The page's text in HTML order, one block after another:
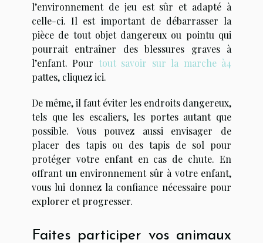
l’environnement de jeu est sûr et adapté à
celle-ci. Il est important de débarrasser la
pièce de tout objet dangereux ou pointu qui
pourrait entraîner des blessures graves à
l’enfant. Pour tout savoir sur la marche à4
pattes, cliquez ici.
De même, il faut éviter les endroits dangereux,
tels que les escaliers, les portes autant que
possible. Vous pouvez aussi envisager de
placer des tapis ou des tapis de sol pour
protéger votre enfant en cas de chute. En
offrant un environnement sûr à votre enfant,
vous lui donnez la confiance nécessaire pour
explorer et progresser.
Faites participer vos animaux